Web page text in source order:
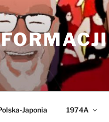
Japonia 1974A